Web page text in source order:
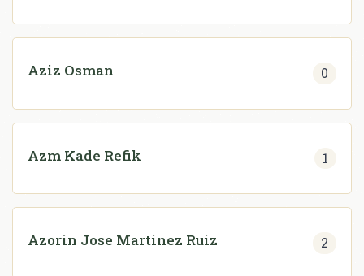
Aziz Osman 0
Azm Kade Refik 1
Azorin Jose Martinez Ruiz 2